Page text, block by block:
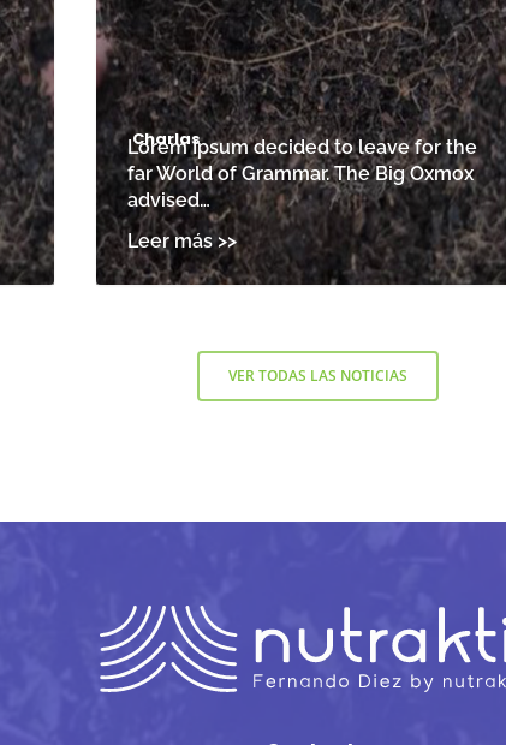
Charlas
Lorem Ipsum decided to leave for the
far World of Grammar. The Big Oxmox
advised…
VER TODAS LAS NOTICIAS